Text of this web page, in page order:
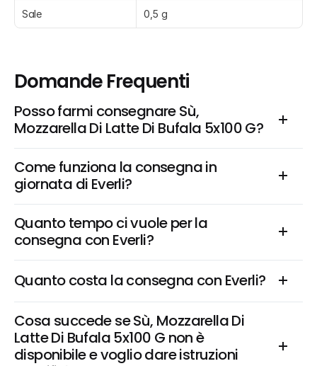
Sale 0,5 g
Domande Frequenti
Posso farmi consegnare Sù,
Mozzarella Di Latte Di Bufala 5x100 G?
Come funziona la consegna in
giornata di Everli?
Quanto tempo ci vuole per la
consegna con Everli?
Quanto costa la consegna con Everli?
Cosa succede se Sù, Mozzarella Di
Latte Di Bufala 5x100 G non è
disponibile e voglio dare istruzioni